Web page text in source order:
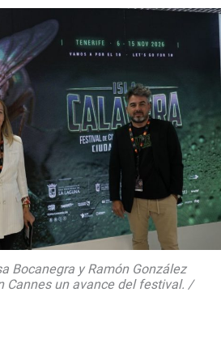
Bocanegra y Ramón González
Cannes un avance del festival. /